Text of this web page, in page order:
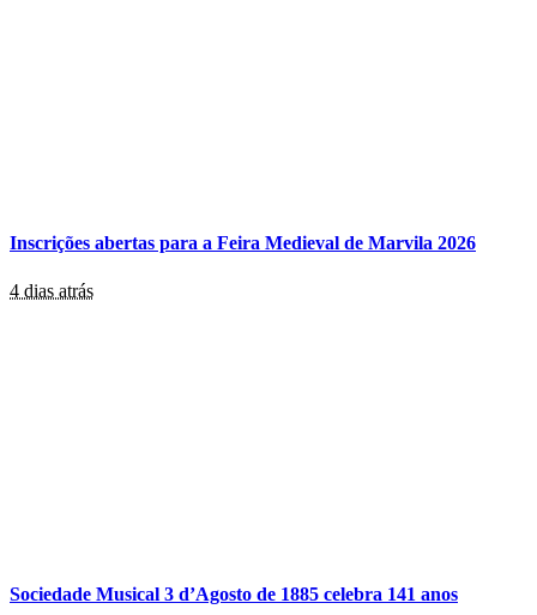
Inscrições abertas para a Feira Medieval de Marvila 2026
4 dias atrás
Sociedade Musical 3 d’Agosto de 1885 celebra 141 anos